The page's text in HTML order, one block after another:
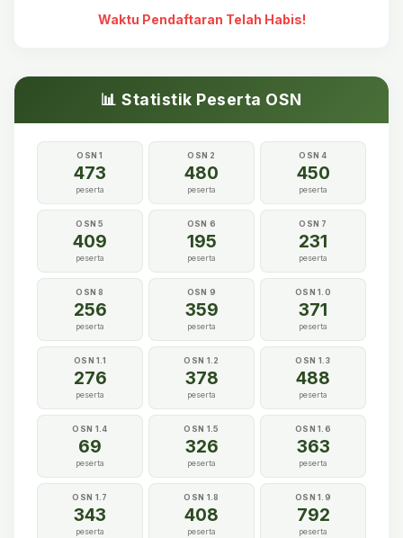
Waktu Pendaftaran Telah Habis!
📊 Statistik Peserta OSN
OSN 1
473
peserta
OSN 2
480
peserta
OSN 4
450
peserta
OSN 5
409
peserta
OSN 6
195
peserta
OSN 7
231
peserta
OSN 8
256
peserta
OSN 9
359
peserta
OSN 1.0
371
peserta
OSN 1.1
276
peserta
OSN 1.2
378
peserta
OSN 1.3
488
peserta
OSN 1.4
69
peserta
OSN 1.5
326
peserta
OSN 1.6
363
peserta
OSN 1.7
343
peserta
OSN 1.8
408
peserta
OSN 1.9
792
peserta